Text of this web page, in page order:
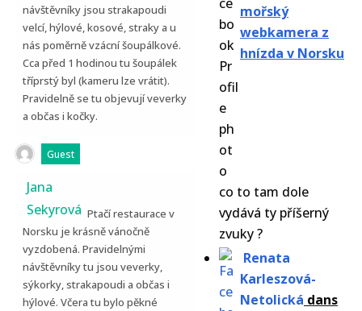
mořský
webkamera z
hnízda v Norsku
co to tam dole
vydává ty příšerný
zvuky ?
Renata
Karleszová-
Netolická dans
návštěvníky jsou strakapoudi
velcí, hýlové, kosové, straky a u
nás poměrně vzácní šoupálkové.
Cca před 1 hodinou tu šoupálek
tříprstý byl (kameru lze vrátit).
Pravidelně se tu objevují veverky
a občas i kočky.
Guest
Jana
Sekyrová Ptačí restaurace v
Norsku je krásně vánočně
vyzdobená. Pravidelnými
návštěvníky tu jsou veverky,
sýkorky, strakapoudi a občas i
hýlové. Včera tu bylo pěkné